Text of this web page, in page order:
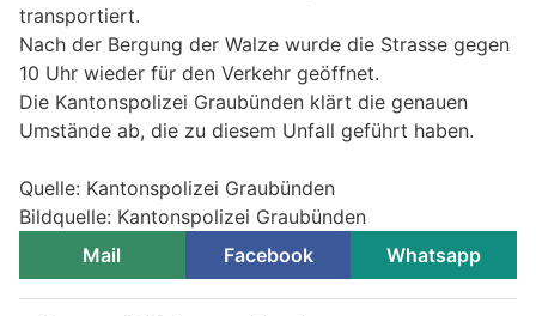
transportiert.
Nach der Bergung der Walze wurde die Strasse gegen
10 Uhr wieder für den Verkehr geöffnet.
Die Kantonspolizei Graubünden klärt die genauen
Umstände ab, die zu diesem Unfall geführt haben.
Quelle: Kantonspolizei Graubünden
Bildquelle: Kantonspolizei Graubünden
Mail
Facebook Whatsapp